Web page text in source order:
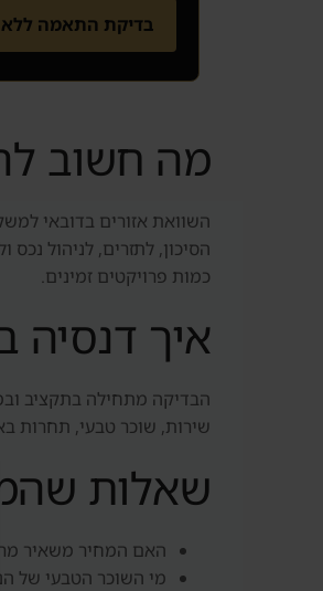
בדיקת התאמה ללא
מה חשוב
השוואת אזורים בדובאי
הסיכון, לתזרים, לניהול
כמות פרויקטים זמינים.
איך
שירות, שוכר טבעי, תחרות
שאלות
האם המחיר משאיר
מי השוכר הטבעי של